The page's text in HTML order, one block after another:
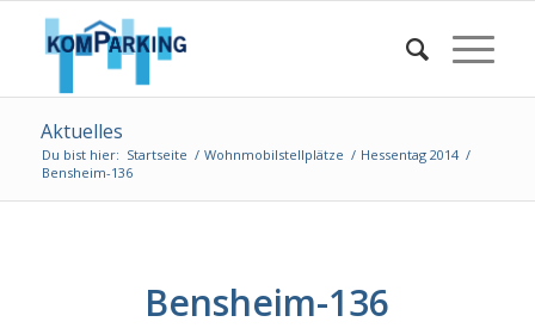
Aktuelles
Du bist hier: Startseite / Wohnmobilstellplätze / Hessentag 2014 /
Bensheim-136
Bensheim-136